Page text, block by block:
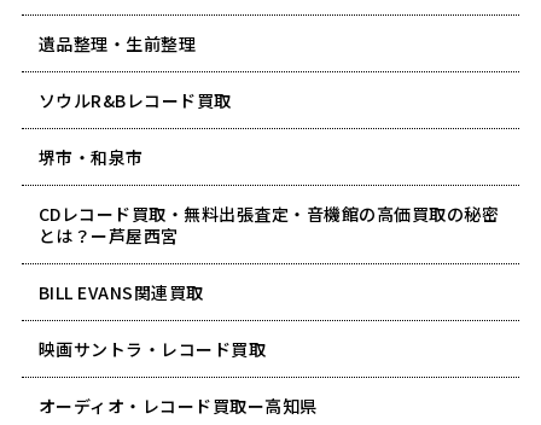
遺品整理・生前整理
ソウルR&Bレコード買取
堺市・和泉市
CDレコード買取・無料出張査定・音機館の高価買取の秘密
とは？ー芦屋西宮
BILL EVANS関連買取
映画サントラ・レコード買取
オーディオ・レコード買取ー高知県